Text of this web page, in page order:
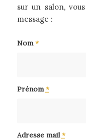
sur un salon,
message :
Nom*
Prénom*
Adresse mail*